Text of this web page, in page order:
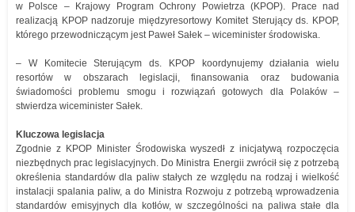
w Polsce – Krajowy Program Ochrony Powietrza (KPOP). Prace nad
realizacją KPOP nadzoruje międzyresortowy Komitet Sterujący ds. KPOP,
którego przewodniczącym jest Paweł Sałek – wiceminister środowiska.
– W Komitecie Sterującym ds. KPOP koordynujemy działania wielu
resortów w obszarach legislacji, finansowania oraz budowania
świadomości problemu smogu i rozwiązań gotowych dla Polaków –
stwierdza wiceminister Sałek.
Kluczowa legislacja
Zgodnie z KPOP Minister Środowiska wyszedł z inicjatywą rozpoczęcia
niezbędnych prac legislacyjnych. Do Ministra Energii zwrócił się z potrzebą
określenia standardów dla paliw stałych ze względu na rodzaj i wielkość
instalacji spalania paliw, a do Ministra Rozwoju z potrzebą wprowadzenia
standardów emisyjnych dla kotłów, w szczególności na paliwa stałe dla